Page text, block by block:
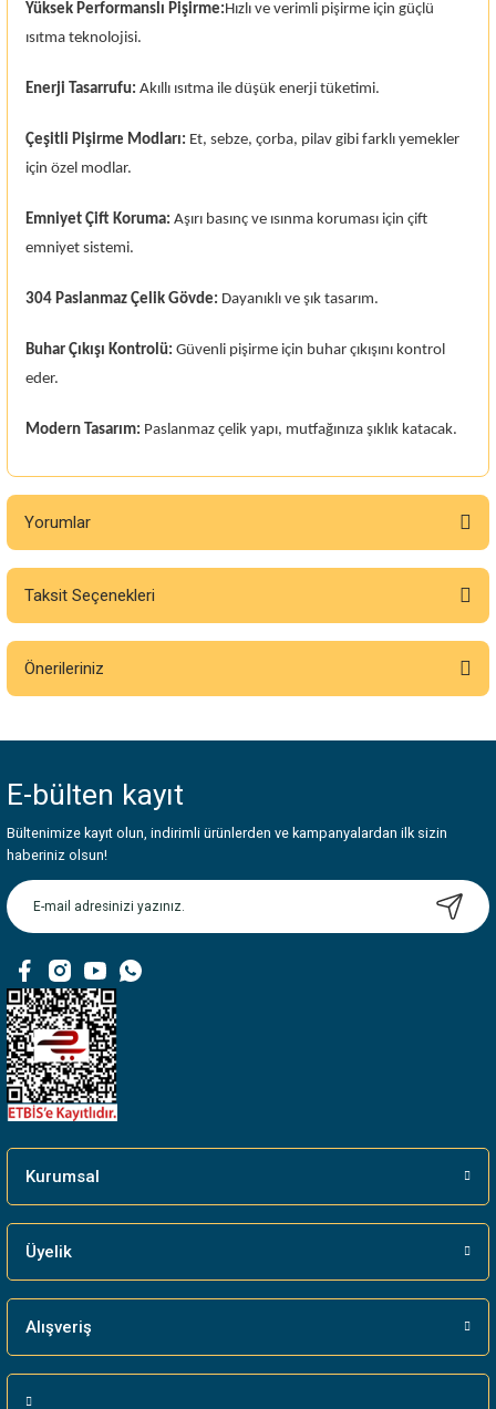
Yüksek Performanslı Pişirme:Hızlı ve verimli pişirme için güçlü
ısıtma teknolojisi.
Enerji Tasarrufu: Akıllı ısıtma ile düşük enerji tüketimi.
Çeşitli Pişirme Modları: Et, sebze, çorba, pilav gibi farklı yemekler
için özel modlar.
Emniyet Çift Koruma: Aşırı basınç ve ısınma koruması için çift
emniyet sistemi.
304 Paslanmaz Çelik Gövde: Dayanıklı ve şık tasarım.
Buhar Çıkışı Kontrolü: Güvenli pişirme için buhar çıkışını kontrol
eder.
Modern Tasarım: Paslanmaz çelik yapı, mutfağınıza şıklık katacak.
Yorumlar
Bu ürüne ilk yorumu siz yapın!
Taksit Seçenekleri
Önerileriniz
Görüş ve önerileriniz için teşekkür ederiz.
Ürün resmi kalitesiz, bozuk veya görüntülenemiyor.
Ürün açıklamasında eksik bilgiler bulunuyor.
Ürün bilgilerinde hatalar bulunuyor.
Bu ürüne benzer farklı alternatifler olmalı.
E-bülten kayıt
Bültenimize kayıt olun, indirimli ürünlerden ve kampanyalardan ilk sizin
haberiniz olsun!
Kurumsal
Üyelik
Alışveriş